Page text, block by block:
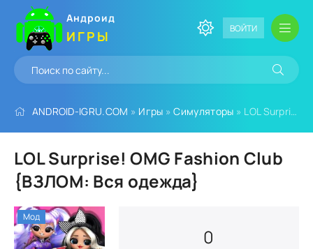
Андроид
ИГРЫ ВОЙТИ
ANDROID-IGRU.COM » Игры »Симуляторы » LOL Surprise! OMG Fashion Club {ВЗЛОМ: Вся одежда}
LOL Surprise! OMG Fashion Club
{ВЗЛОМ: Вся одежда}
0
Мод